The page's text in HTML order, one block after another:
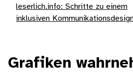
leserlich.info: Schritte zu einem
inklusiven
Grafiken